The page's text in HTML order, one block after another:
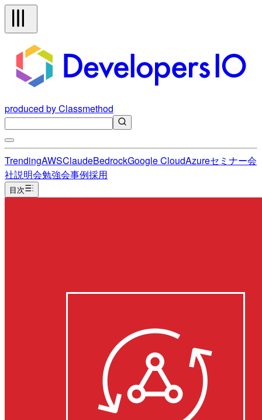
produced by Classmethod
TrendingAWSClaudeBedrockGoogle CloudAzureセミナー会
社説明会勉強会事例採用
目次